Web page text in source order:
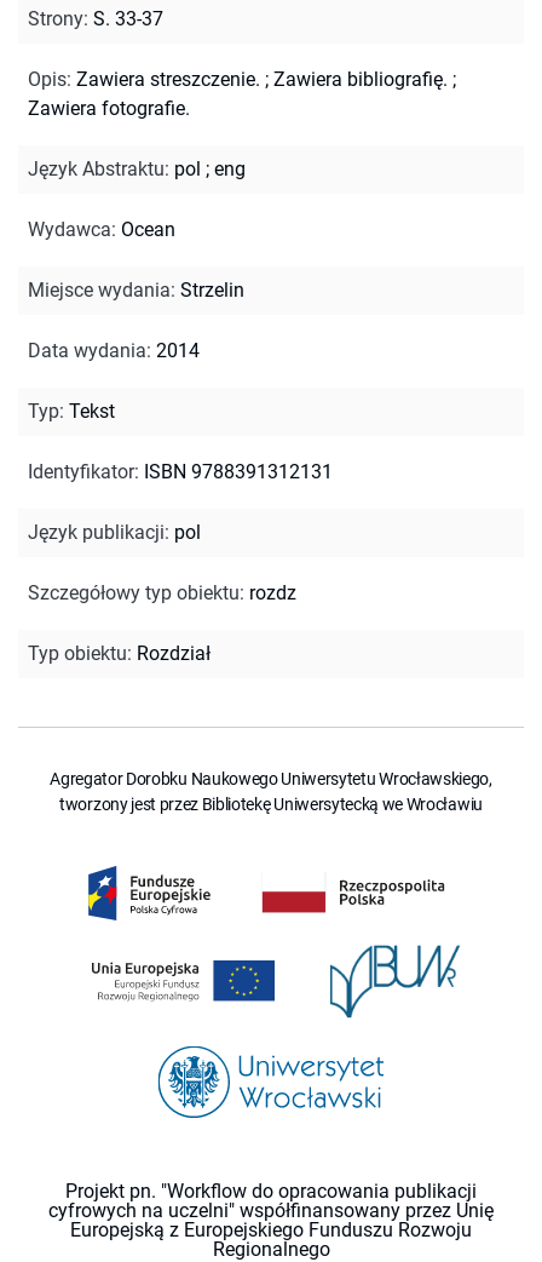
Strony: S. 33-37
Opis: Zawiera streszczenie. ; Zawiera bibliografię. ;
Zawiera fotografie.
Język Abstraktu: pol ; eng
Wydawca: Ocean
Miejsce wydania: Strzelin
Data wydania: 2014
Typ: Tekst
Identyfikator: ISBN 9788391312131
Język publikacji: pol
Szczegółowy typ obiektu: rozdz
Typ obiektu: Rozdział
Agregator Dorobku Naukowego Uniwersytetu Wrocławskiego,
tworzony jest przez Bibliotekę Uniwersytecką we Wrocławiu
Projekt pn. "Workflow do opracowania publikacji
cyfrowych na uczelni" współfinansowany przez Unię
Europejską z Europejskiego Funduszu Rozwoju
Regionalnego